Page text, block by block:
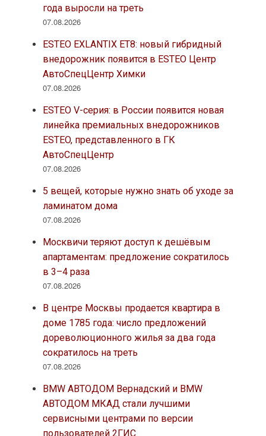
года выросли на треть
07.08.2026
ESTEO EXLANTIX ET8: новый гибридный
внедорожник появится в ESTEO Центр
АвтоСпецЦентр Химки
07.08.2026
ESTEO V-серия: в России появится новая
линейка премиальных внедорожников
ESTEO, представленного в ГК
АвтоСпецЦентр
07.08.2026
5 вещей, которые нужно знать об уходе за
ламинатом дома
07.08.2026
Москвичи теряют доступ к дешёвым
апартаментам: предложение сократилось
в 3–4 раза
07.08.2026
В центре Москвы продается квартира в
доме 1785 года: число предложений
дореволюционного жилья за два года
сократилось на треть
07.08.2026
BMW АВТОДОМ Вернадский и BMW
АВТОДОМ МКАД стали лучшими
сервисными центрами по версии
пользователей 2ГИС